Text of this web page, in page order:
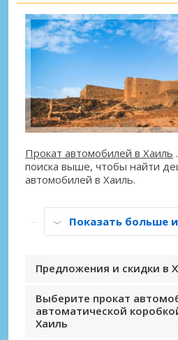
Прокат автомобилей в Хаиль
поиска выше, чтобы найти
автомобилей в Хаиль.
Показать больше
Предложения и скидки в
Выберите прокат
автоматической
Хаиль